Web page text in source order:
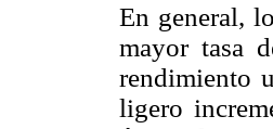
En general,
mayor tasa
rendimiento
ligero